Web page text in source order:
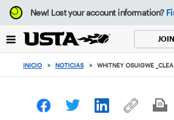
Enfoque
desde
botón
volver
principio
New!Lost your account information?
JOIN
INICIO > NOTICIAS > WHITNEY OSUIGWE